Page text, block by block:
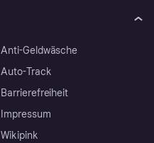
Anti-Geldwäsche
Auto-Track
Barrierefreiheit
Impressum
Wikipink